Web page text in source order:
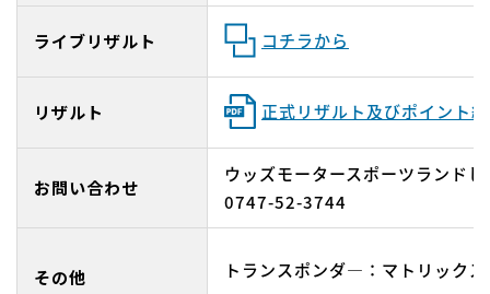
ライブリザルト コチラから
リザルト 正式リザルト及びポイント
お問い合わせ
ウッズモータースポーツランド
0747-52-3744
その他 トランスポンダ―：マトリックス